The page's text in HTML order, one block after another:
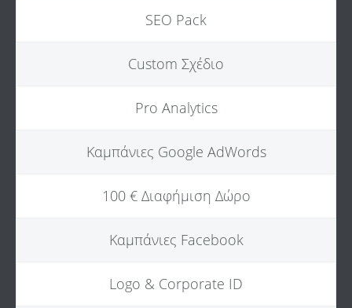
SEO Pack
Custom Σχέδιο
Pro Analytics
Καμπάνιες Google AdWords
100 € Διαφήμιση Δώρο
Καμπάνιες Facebook
Logo & Corporate ID